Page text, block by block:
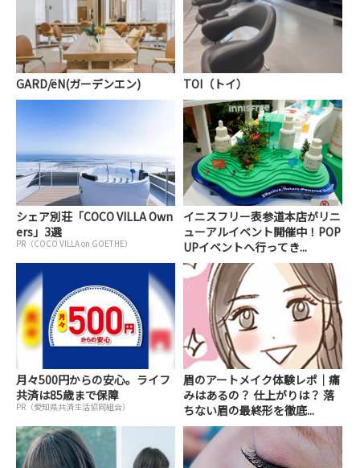
GARD/ëN(ガーデンエン) TOI（トイ）
シェア別荘「COCO VILLA Own
ers」3選
PR（COCO VILLA on GOETHE）
イニスフリー表参道本店がリニ
ューアルイベント開催中！POP
UPイベントへ行ってき...
月々500円からの安心。ライフ
共済は85歳まで保障
PR（愛知県共済生活協同組合）
眉のアートメイク体験レポ｜痛
みはあるの？ 仕上がりは？ 落
ちない眉の最終形を徹底...